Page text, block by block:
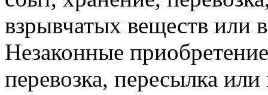
взрывчатых веществ или
Незаконные
перевозка, пересылка